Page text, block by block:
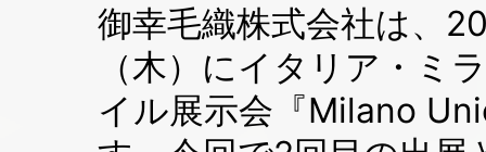
御幸毛織株式会社は、
（木）にイタリア・ミ
イル展示会『Milano